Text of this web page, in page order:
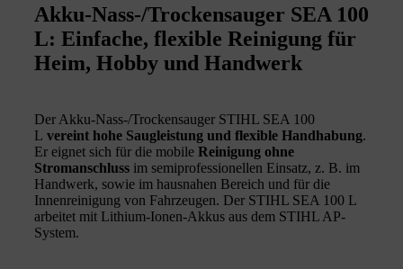
Akku-Nass-/Trockensauger SEA 100
L: Einfache, flexible Reinigung für
Heim, Hobby und Handwerk
Der Akku-Nass-/Trockensauger STIHL SEA 100
L vereint hohe Saugleistung und flexible Handhabung.
Er eignet sich für die mobile Reinigung ohne
Stromanschluss im semiprofessionellen Einsatz, z. B. im
Handwerk, sowie im hausnahen Bereich und für die
Innenreinigung von Fahrzeugen. Der STIHL SEA 100 L
arbeitet mit Lithium-Ionen-Akkus aus dem STIHL AP-
System.